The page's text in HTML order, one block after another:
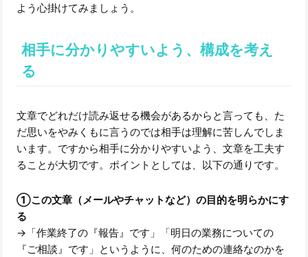
よう心掛けてみましょう。
相手に分かりやすいよう、構成を考え
る
文章でどれだけ読み返せる機会があるからと言っても、た
だ思いをやみくもに言うのでは相手は理解に苦しんでしま
います。ですから相手に分かりやすいよう、文章を工夫す
ることが大切です。ポイントとしては、以下の通りです。
①この文章（メールやチャットなど）の目的を明らかにす
る
→「作業終了の『報告』です」「明日の業務についての
『ご相談』です」というように、何のための連絡なのかを